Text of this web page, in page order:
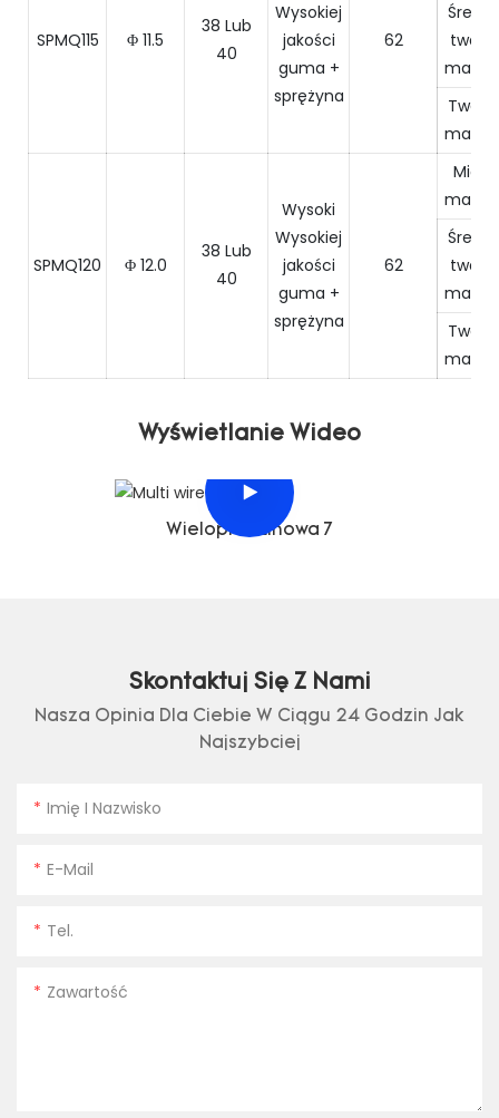
SPMQ115 Φ 11.5
38 Lub
40
Wysokiej
jakości
guma +
sprężyna
62
SPMQ120 Φ 12.0
38 Lub
40
Wysoki
Wysokiej
jakości
guma +
sprężyna
62
Miękki
Wyświetlanie Wideo
Wielopiła Linowa 7
Skontaktuj Się Z Nami
Nasza Opinia Dla Ciebie W Ciągu 24 Godzin Jak
Najszybciej
Imię I Nazwisko
E-Mail
Tel.
Zawartość